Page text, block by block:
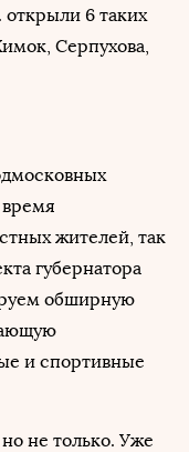
открыли 6 таких
Серпухова,
время
жителей, так
губернатора
обширную
и спортивные
не только. Уже